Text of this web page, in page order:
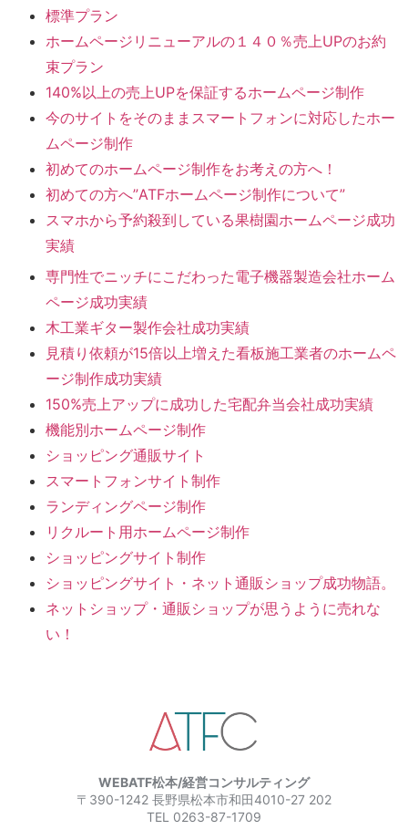
標準プラン
ホームページリニューアルの１４０％売上UPのお約
束プラン
140%以上の売上UPを保証するホームページ制作
今のサイトをそのままスマートフォンに対応したホー
ムページ制作
初めてのホームページ制作をお考えの方へ！
初めての方へ”ATFホームページ制作について”
スマホから予約殺到している果樹園ホームページ成功
実績
専門性でニッチにこだわった電子機器製造会社ホーム
ページ成功実績
木工業ギター製作会社成功実績
見積り依頼が15倍以上増えた看板施工業者のホームペ
ージ制作成功実績
150%売上アップに成功した宅配弁当会社成功実績
機能別ホームページ制作
ショッピング通販サイト
スマートフォンサイト制作
ランディングページ制作
リクルート用ホームページ制作
ショッピングサイト制作
ショッピングサイト・ネット通販ショップ成功物語。
ネットショップ・通販ショップが思うように売れな
い！
WEBATF松本/経営コンサルティング
〒390-1242 長野県松本市和田4010-27 202
TEL 0263-87-1709